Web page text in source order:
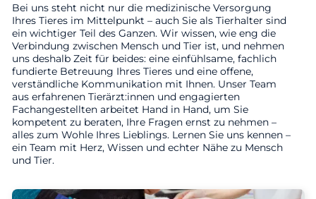
Bei uns steht nicht nur die medizinische Versorgung
Ihres Tieres im Mittelpunkt – auch Sie als Tierhalter sind
ein wichtiger Teil des Ganzen. Wir wissen, wie eng die
Verbindung zwischen Mensch und Tier ist, und nehmen
uns deshalb Zeit für beides: eine einfühlsame, fachlich
fundierte Betreuung Ihres Tieres und eine offene,
verständliche Kommunikation mit Ihnen. Unser Team
aus erfahrenen Tierärzt:innen und engagierten
Fachangestellten arbeitet Hand in Hand, um Sie
kompetent zu beraten, Ihre Fragen ernst zu nehmen –
alles zum Wohle Ihres Lieblings. Lernen Sie uns kennen –
ein Team mit Herz, Wissen und echter Nähe zu Mensch
und Tier.